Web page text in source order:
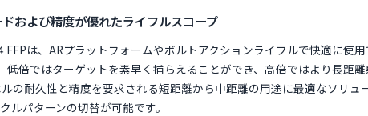
および精度が優れたライフルスコープ
は、ARプラットフォームやボルトアクションライフルで快適に使用
低倍ではターゲットを素早く捕らえることができ、高倍ではより長距
の耐久性と精度を要求される短距離から中距離の用途に最適なソリュ
パターンの切替が可能です。